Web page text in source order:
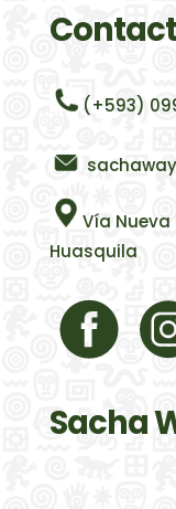
(+593)
Vía Nueva
Huasquila
Sacha